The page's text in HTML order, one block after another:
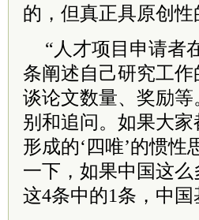
的，但真正具原创
“人才项目申请者
条阐述自己研究工
谈论文数量、奖励
别和追问。如果大
形成的‘四唯’的惯
一下，如果中国这
这4条中的1条，中